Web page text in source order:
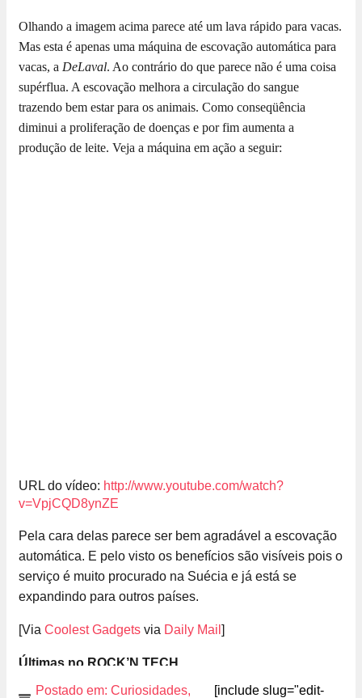
Olhando a imagem acima parece até um lava rápido para vacas.
Mas esta é apenas uma máquina de escovação automática para
vacas, a DeLaval. Ao contrário do que parece não é uma coisa
supérflua. A escovação melhora a circulação do sangue
trazendo bem estar para os animais. Como conseqüência
diminui a proliferação de doenças e por fim aumenta a
produção de leite. Veja a máquina em ação a seguir:
URL do vídeo: http://www.youtube.com/watch?
v=VpjCQD8ynZE
Pela cara delas parece ser bem agradável a escovação
automática. E pelo visto os benefícios são visíveis pois o
serviço é muito procurado na Suécia e já está se
expandindo para outros países.
[Via Coolest Gadgets via Daily Mail ]
Últimas no ROCK’N TECH
Postado em: Curiosidades,
[include slug="edit-